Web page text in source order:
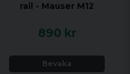
rail - Mauser M12
890 kr
Bevaka